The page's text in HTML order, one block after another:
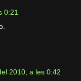
0:21
2010, a les 0:42